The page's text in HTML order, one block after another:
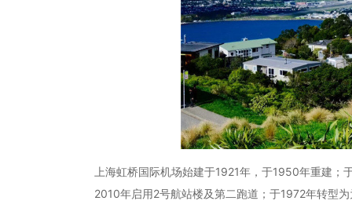
上海虹桥国际机场始建于1921年，于1950年重建
2010年启用2号航站楼及第二跑道；于1972年转型